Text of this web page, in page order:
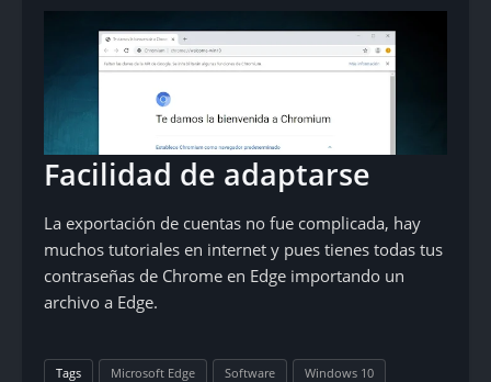
Facilidad de adaptarse
La exportación de cuentas no fue complicada, hay
muchos tutoriales en internet y pues tienes todas tus
contraseñas de Chrome en Edge importando un
archivo a Edge.
Tags Microsoft Edge Software Windows 10